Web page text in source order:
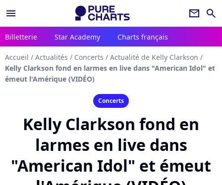
menu newsletter search
Billetterie Star Academy Charts français
Accueil / Actualités / Concerts / Actualité de Kelly Clarkson /
Kelly Clarkson fond en larmes en live dans "American Idol" et
émeut l'Amérique (VIDÉO)
Concerts
Kelly Clarkson fond en
larmes en live dans
"American Idol" et émeut